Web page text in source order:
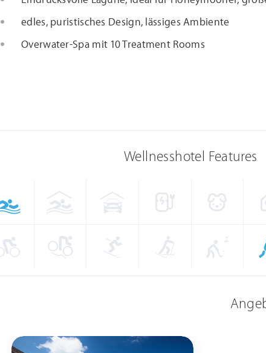
edles, puristisches Design, lässiges Ambiente
Overwater-Spa mit 10 Treatment Rooms
Wellnesshotel Features